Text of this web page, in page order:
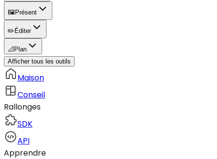
🖼️ Présent
✏️ Éditer
📐 Plan
Afficher tous les outils
Maison
Conseil
Rallonges
SDK
API
Apprendre